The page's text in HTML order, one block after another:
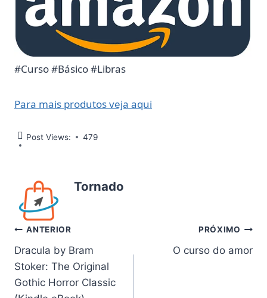
#Curso #Básico #Libras
Para mais produtos veja aqui
Post Views: 479
Tornado
Navegação
de
Post
ANTERIOR
Dracula by Bram
Stoker: The Original
Gothic Horror Classic
PRÓXIMO
O curso do amor